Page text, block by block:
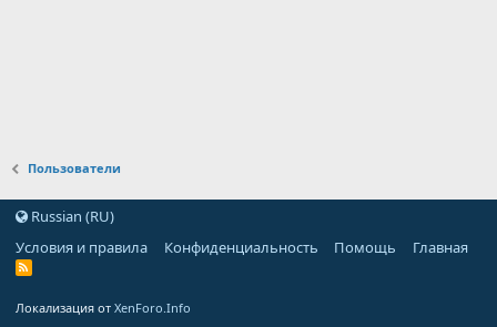
Пользователи
Russian (RU)
Условия и правила
Конфиденциальность Помощь Главная
Локализация от XenForo.Info